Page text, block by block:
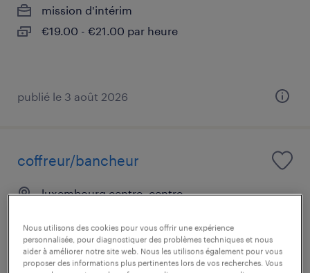
mission d'intérim
€19.00 - €21.00 par heure
publié le 3 août 2026
coffreur/bancheur
luxembourg centre, centre
€19.22 - €23.24 par heure
Nous utilisons des cookies pour vous offrir une expérience
personnalisée, pour diagnostiquer des problèmes techniques et nous
aider à améliorer notre site web. Nous les utilisons également pour vous
proposer des informations plus pertinentes lors de vos recherches. Vous